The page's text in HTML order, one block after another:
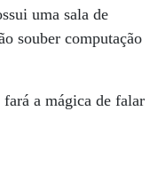
uma sala de
souber computação
a mágica de falar